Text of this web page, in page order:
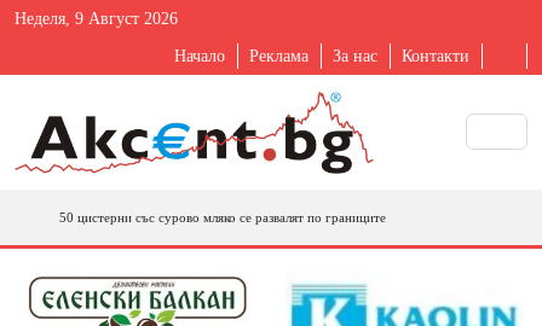
Неделя, 9 Август 2026
Начало Реклама За нас Контакти
50 цистерни със сурово мляко се развалят по границите